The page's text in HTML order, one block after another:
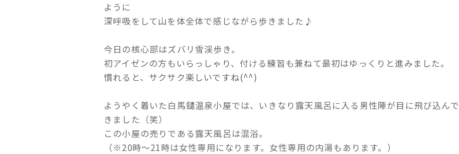
ように
深呼吸をして山を体全体で感じながら歩きました♪
今日の核心部はズバリ雪渓歩き。
初アイゼンの方もいらっしゃり、付ける練習も兼ねて最初はゆっくりと進みました。
慣れると、サクサク楽しいですね(^^)
ようやく着いた白馬鑓温泉小屋では、いきなり露天風呂に入る男性陣が目に飛び込んで
きました（笑）
この小屋の売りである露天風呂は混浴。
（※20時～21時は女性専用になります。女性専用の内湯もあります。）